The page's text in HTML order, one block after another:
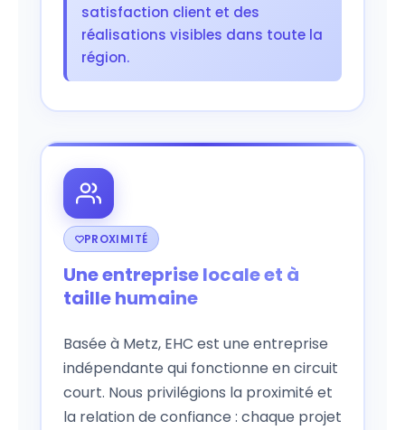
satisfaction client et des
réalisations visibles dans toute la
région.
PROXIMITÉ
Une entreprise locale et à
taille humaine
Basée à Metz, EHC est une entreprise
indépendante qui fonctionne en circuit
court. Nous privilégions la proximité et
la relation de confiance : chaque projet